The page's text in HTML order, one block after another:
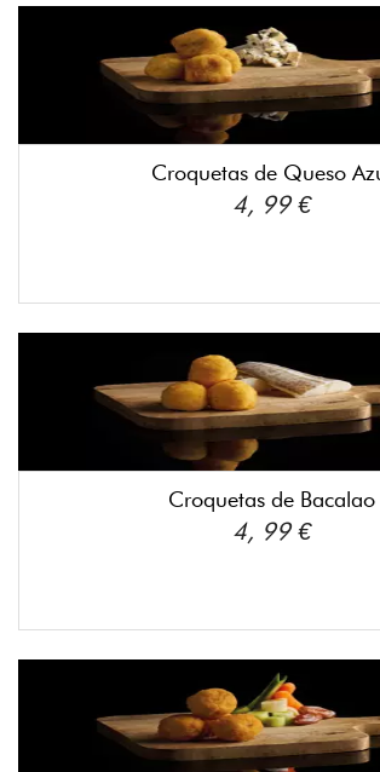
Croquetas de Queso
4, 99 €
Croquetas de Bacalao
4, 99 €